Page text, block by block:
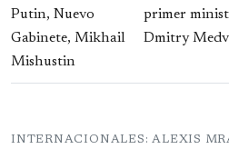
primer
Dmitry
INTERNACIONALES: ALEXIS